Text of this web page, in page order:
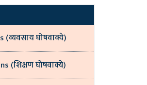
(व्यवसाय घोषवाक्ये)
(शिक्षण घोषवाक्ये)